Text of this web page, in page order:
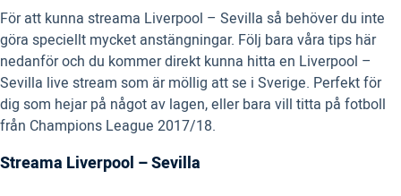
För att kunna streama Liverpool – Sevilla så behöver du inte
göra speciellt mycket anstängningar. Följ bara våra tips här
nedanför och du kommer direkt kunna hitta en Liverpool –
Sevilla live stream som är möllig att se i Sverige. Perfekt för
dig som hejar på något av lagen, eller bara vill titta på fotboll
från Champions League 2017/18.
Streama Liverpool – Sevilla